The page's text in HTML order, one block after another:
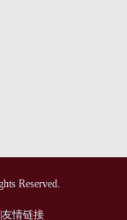
Reserved.
友情链接